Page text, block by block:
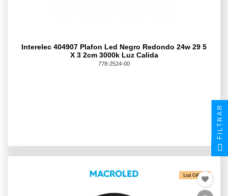
Interelec 404907 Plafon Led Negro Redondo 24w 29 5
X 3 2cm 3000k Luz Calida
778-2524-00
FILTRAR